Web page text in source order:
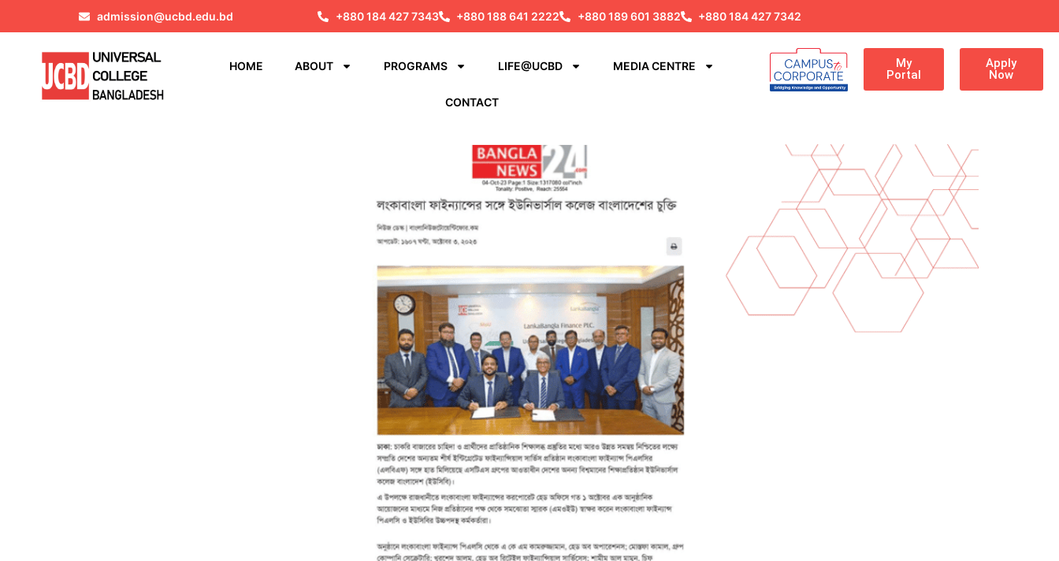
admission@ucbd.edu.bd +880 184 427 7343 +880 188 641 2222 +880 189 601 3882 +880 184 427 7342
HOME ABOUT PROGRAMS LIFE@UCBD MEDIA CENTRE
CONTACT
My
Portal
Apply
Now